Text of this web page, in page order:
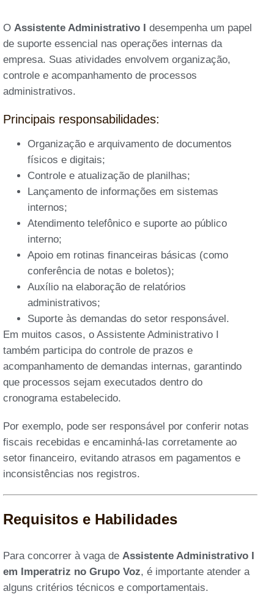
O Assistente Administrativo I desempenha um papel
de suporte essencial nas operações internas da
empresa. Suas atividades envolvem organização,
controle e acompanhamento de processos
administrativos.
Principais responsabilidades:
Organização e arquivamento de documentos
físicos e digitais;
Controle e atualização de planilhas;
Lançamento de informações em sistemas
internos;
Atendimento telefônico e suporte ao público
interno;
Apoio em rotinas financeiras básicas (como
conferência de notas e boletos);
Auxílio na elaboração de relatórios
administrativos;
Suporte às demandas do setor responsável.
Em muitos casos, o Assistente Administrativo I
também participa do controle de prazos e
acompanhamento de demandas internas, garantindo
que processos sejam executados dentro do
cronograma estabelecido.
Por exemplo, pode ser responsável por conferir notas
fiscais recebidas e encaminhá-las corretamente ao
setor financeiro, evitando atrasos em pagamentos e
inconsistências nos registros.
Requisitos e Habilidades
Para concorrer à vaga de Assistente Administrativo I
em Imperatriz no Grupo Voz, é importante atender a
alguns critérios técnicos e comportamentais.